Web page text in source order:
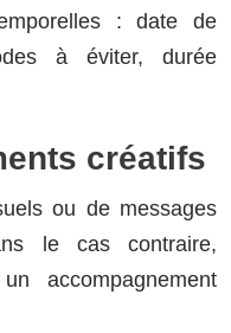
: date de
à éviter, durée
créatifs
ou de messages
le cas contraire,
accompagnement